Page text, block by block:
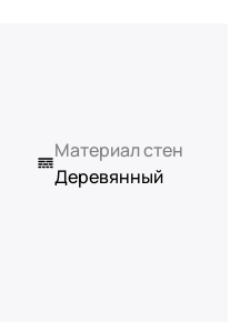
Материал стен
Деревянный